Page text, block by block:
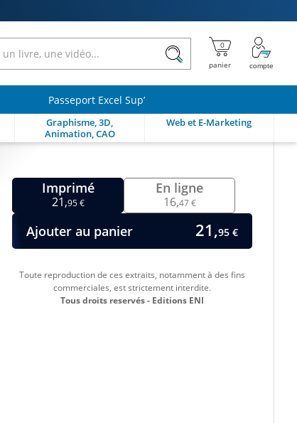
Passeport Excel Sup’
Graphisme, 3D,
Animation, CAO
Web et E-Marketing
Imprimé
21,95 €
En ligne
16,47 €
Ajouter au panier 21,95 €
Toute reproduction de ces extraits, notamment à des fins
commerciales, est strictement interdite.
Tous droits reservés - Editions ENI